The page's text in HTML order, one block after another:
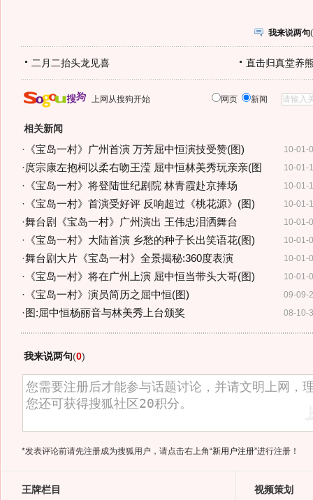
我来说两句(
二月二抬头龙见喜 直击归真堂养
上网从搜狗开始 网页 新闻
相关新闻
10-01-
· 《宝岛一村》广州首演 万芳屈中恒演技受赞(图)
10-01-
·庹宗康左抱柯以柔右吻王滢 屈中恒林美秀玩亲亲(图
10-01-
· 《宝岛一村》将登陆世纪剧院 林青霞赴京捧场
10-01-
· 《宝岛一村》首演受好评 反响超过《桃花源》(图)
10-01-
·舞台剧《宝岛一村》广州演出 王伟忠泪洒舞台
10-01-
· 《宝岛一村》大陆首演 乡愁的种子长出笑语花(图)
10-01-
·舞台剧大片《宝岛一村》全景揭秘:360度表演
10-01-
· 《宝岛一村》将在广州上演 屈中恒当带头大哥(图)
09-09-
· 《宝岛一村》演员简历之屈中恒(图)
08-10-
· 图:屈中恒杨丽音与林美秀上台颁奖
我来说两句(0)
*发表评论前请先注册成为搜狐用户，请点击右上角“新用户注册”进行注册！
王牌栏目 视频策划